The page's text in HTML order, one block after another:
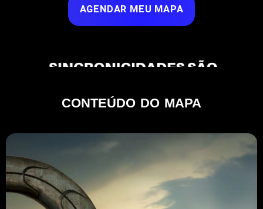
AGENDAR MEU MAPA
CONTEÚDO DO MAPA